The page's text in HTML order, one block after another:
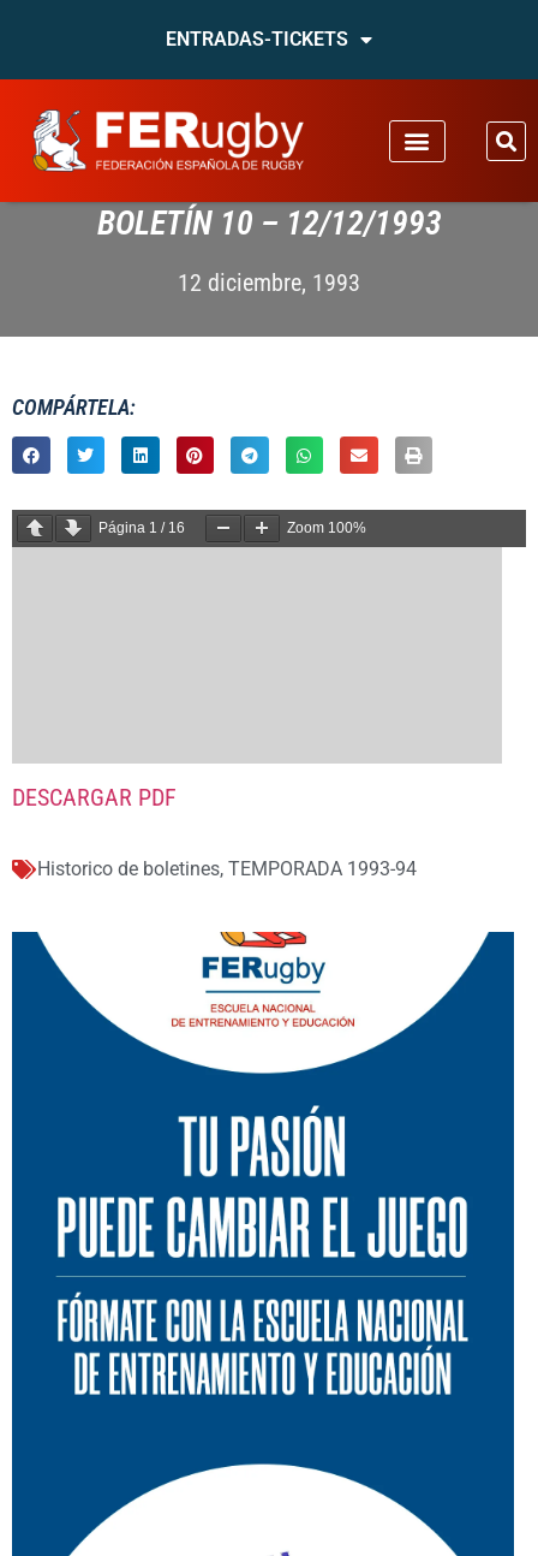
ENTRADAS-TICKETS
BOLETÍN 10 – 12/12/1993
12 diciembre, 1993
COMPÁRTELA:
Página 1 / 16 Zoom 100%
DESCARGAR PDF
Historico de boletines, TEMPORADA 1993-94